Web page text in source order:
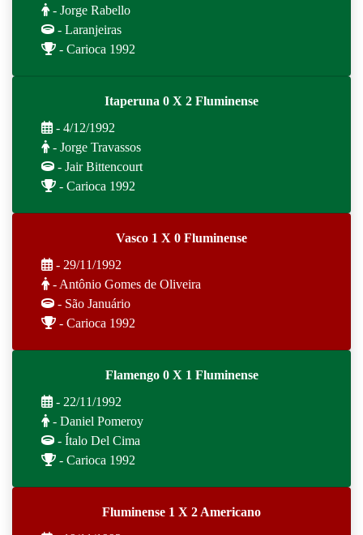
- Jorge Rabello
- Laranjeiras
- Carioca 1992
Itaperuna 0 X 2 Fluminense
- 4/12/1992
- Jorge Travassos
- Jair Bittencourt
- Carioca 1992
Vasco 1 X 0 Fluminense
- 29/11/1992
- Antônio Gomes de Oliveira
- São Januário
- Carioca 1992
Flamengo 0 X 1 Fluminense
- 22/11/1992
- Daniel Pomeroy
- Ítalo Del Cima
- Carioca 1992
Fluminense 1 X 2 Americano